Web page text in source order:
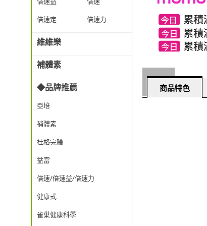
倍速定
倍速力
維維樂
補體素
◆品牌推薦
亞培
補體素
桂格完膳
益富
倍速/倍速益/倍速力
健康式
雀巢健康科學
商品特色